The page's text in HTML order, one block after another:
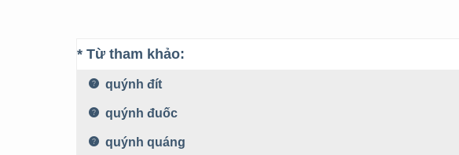
* Từ tham khảo:
quýnh đít
quýnh đuốc
quýnh quáng